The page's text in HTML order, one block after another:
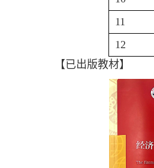
11
12
【已出版教材】